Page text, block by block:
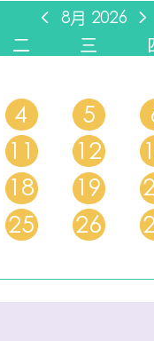
8月 2026
二 三
4 5
11 12
18 19
25 26